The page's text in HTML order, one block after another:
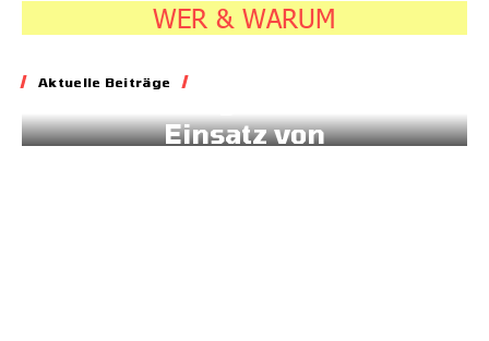
WER & WARUM
Aktuelle Beiträge
Geld für gesteuerten
Einsatz von